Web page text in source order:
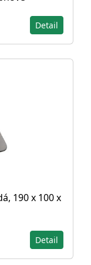
Detail
190 x 100 x
Detail